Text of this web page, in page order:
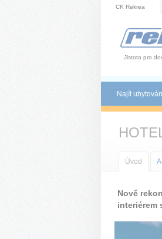
CK Rekrea
Jistota pro
Najít
Úvod
Nově
interiérem